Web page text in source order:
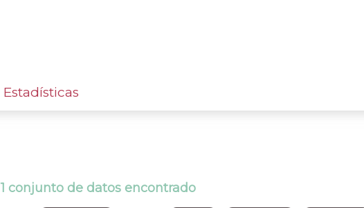
Estadísticas
1 conjunto de datos encontrado